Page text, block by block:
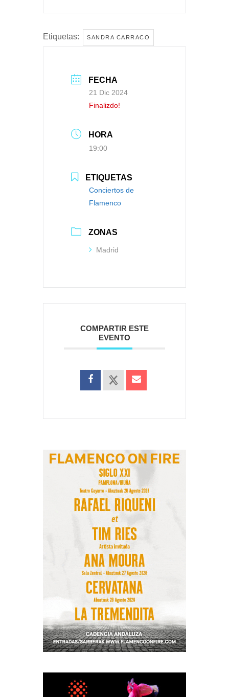
Etiquetas: SANDRA CARRACO
FECHA
21 Dic 2024
Finalizdo!
HORA
19:00
ETIQUETAS
Conciertos de
Flamenco
ZONAS
Madrid
COMPARTIR ESTE
EVENTO